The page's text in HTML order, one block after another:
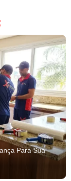
Para Sua